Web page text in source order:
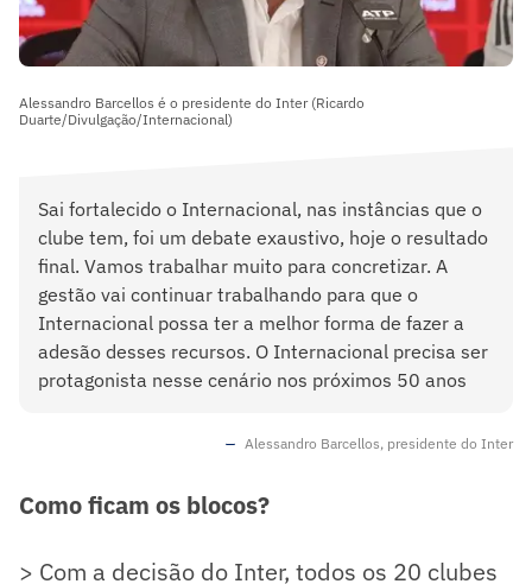
Alessandro Barcellos é o presidente do Inter (Ricardo
Duarte/Divulgação/Internacional)
Sai fortalecido o Internacional, nas instâncias que o
clube tem, foi um debate exaustivo, hoje o resultado
final. Vamos trabalhar muito para concretizar. A
gestão vai continuar trabalhando para que o
Internacional possa ter a melhor forma de fazer a
adesão desses recursos. O Internacional precisa ser
protagonista nesse cenário nos próximos 50 anos
Alessandro Barcellos, presidente do Inter
Como ficam os blocos?
> Com a decisão do Inter, todos os 20 clubes